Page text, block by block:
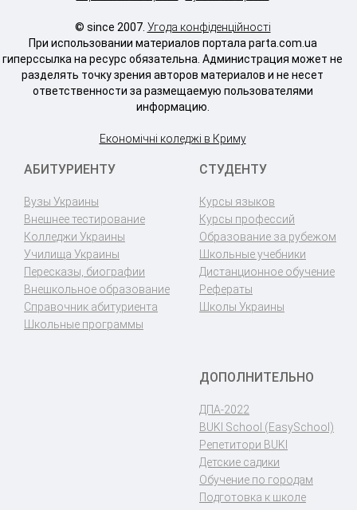
© since 2007. Угода конфіденційності
При использовании материалов портала parta.com.ua
гиперссылка на ресурс обязательна. Администрация может не
разделять точку зрения авторов материалов и не несет
ответственности за размещаемую пользователями
информацию.
Економічні коледжі в Криму
АБИТУРИЕНТУ
Вузы Украины
Внешнее тестирование
Колледжи Украины
Училища Украины
Пересказы, биографии
Внешкольное образование
Справочник абитуриента
Школьные программы
СТУДЕНТУ
Курсы языков
Курсы профессий
Образование за рубежом
Школьные учебники
Дистанционное обучение
Рефераты
Школы Украины
ДОПОЛНИТЕЛЬНО
ДПА-2022
BUKI School (EasySchool)
Репетитори BUKI
Детские садики
Обучение по городам
Подготовка к школе